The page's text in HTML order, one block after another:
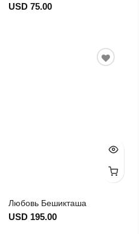
USD 75.00
Любовь Бешикташа
USD 195.00